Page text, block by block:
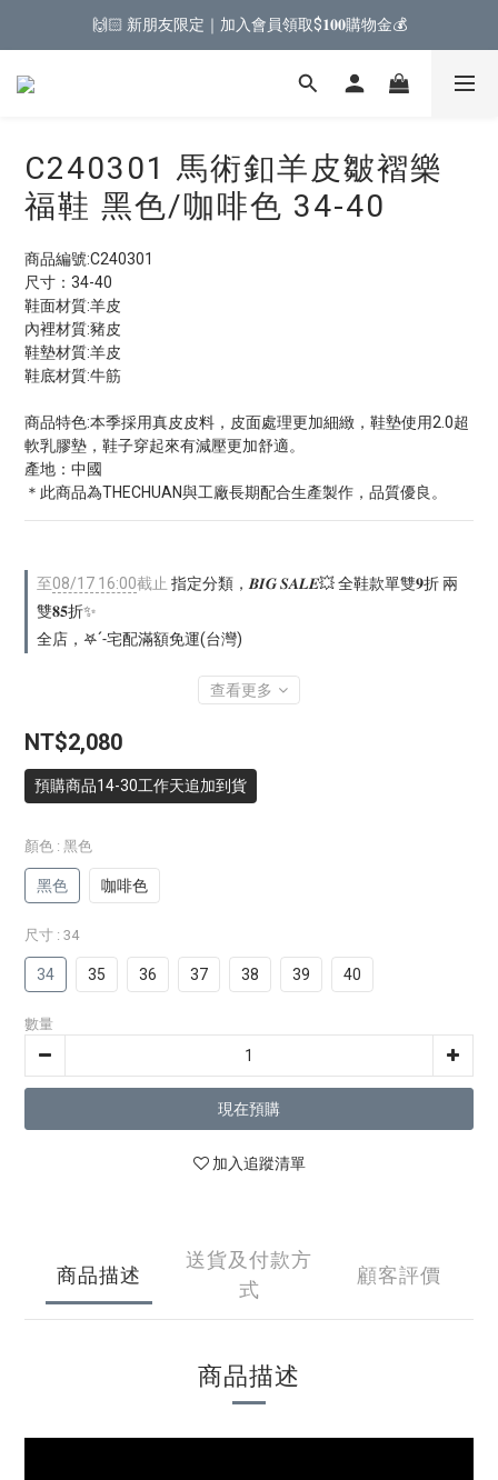
🙌🏻 新朋友限定｜加入會員領取$𝟏𝟎𝟎購物金💰
C240301 馬術釦羊皮皺褶樂
福鞋 黑色/咖啡色 34-40
商品編號:C240301
尺寸：34-40
鞋面材質:羊皮
內裡材質:豬皮
鞋墊材質:羊皮
鞋底材質:牛筋
商品特色:本季採用真皮皮料，皮面處理更加細緻，鞋墊使用2.0超
軟乳膠墊，鞋子穿起來有減壓更加舒適。
產地：中國
＊此商品為THECHUAN與工廠長期配合生產製作，品質優良。
至08/17 16:00截止 指定分類，𝑩𝑰𝑮 𝑺𝑨𝑳𝑬💥 全鞋款單雙𝟗折 兩
雙𝟖𝟓折✨
全店，𖤐ˊ˗宅配滿額免運(台灣)
查看更多
NT$2,080
預購商品14-30工作天追加到貨
顏色 : 黑色
黑色 咖啡色
尺寸 : 34
34 35 36 37 38 39 40
數量
現在預購
加入追蹤清單
商品描述
送貨及付款方
式
顧客評價
商品描述